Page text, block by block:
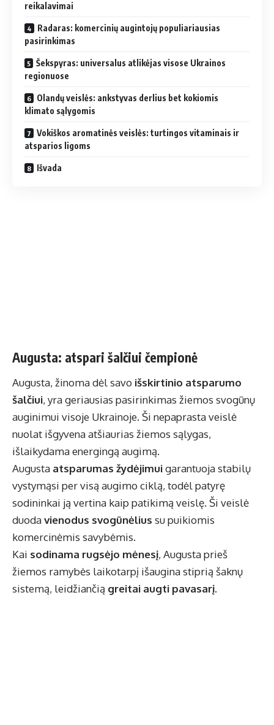
reikalavimai
Radaras: komercinių augintojų populiariausias
pasirinkimas
Šekspyras: universalus atlikėjas visose Ukrainos
regionuose
Olandų veislės: ankstyvas derlius bet kokiomis
klimato sąlygomis
Vokiškos aromatinės veislės: turtingos vitaminais ir
atsparios ligoms
Išvada
Augusta: atspari šalčiui čempionė
Augusta, žinoma dėl savo išskirtinio atsparumo
šalčiui, yra geriausias pasirinkimas žiemos svogūnų
auginimui visoje Ukrainoje. Ši nepaprasta veislė
nuolat išgyvena atšiaurias žiemos sąlygas,
išlaikydama energingą augimą.
Augusta atsparumas žydėjimuigarantuoja stabilų
vystymąsi per visą augimo ciklą, todėl patyrę
sodininkai ją vertina kaip patikimą veislę. Ši veislė
duodavienodus svogūnėlius su puikiomis
komercinėmis savybėmis.
Kai sodinama rugsėjo mėnesį, Augusta prieš
žiemos ramybės laikotarpį išaugina stiprią šaknų
sistemą, leidžiančią greitai augti pavasarį.